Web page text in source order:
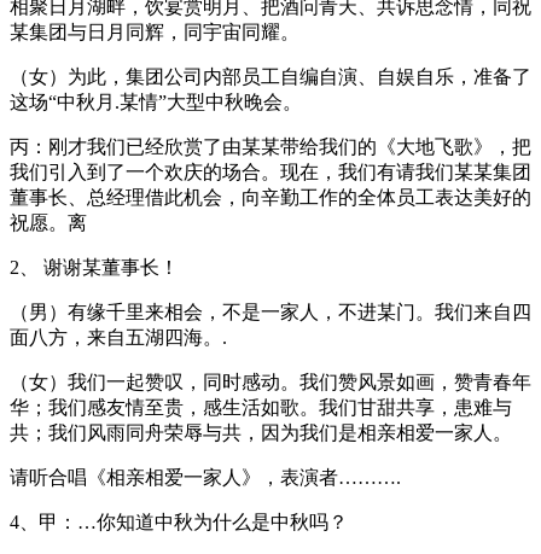
相聚日月湖畔，饮宴赏明月、把酒问青天、共诉思念情，同祝
某集团与日月同辉，同宇宙同耀。
（女）为此，集团公司内部员工自编自演、自娱自乐，准备了
这场“中秋月.某情”大型中秋晚会。
丙：刚才我们已经欣赏了由某某带给我们的《大地飞歌》，把
我们引入到了一个欢庆的场合。现在，我们有请我们某某集团
董事长、总经理借此机会，向辛勤工作的全体员工表达美好的
祝愿。离
2、 谢谢某董事长！
（男）有缘千里来相会，不是一家人，不进某门。我们来自四
面八方，来自五湖四海。.
（女）我们一起赞叹，同时感动。我们赞风景如画，赞青春年
华；我们感友情至贵，感生活如歌。我们甘甜共享，患难与
共；我们风雨同舟荣辱与共，因为我们是相亲相爱一家人。
请听合唱《相亲相爱一家人》，表演者……….
4、甲：…你知道中秋为什么是中秋吗？